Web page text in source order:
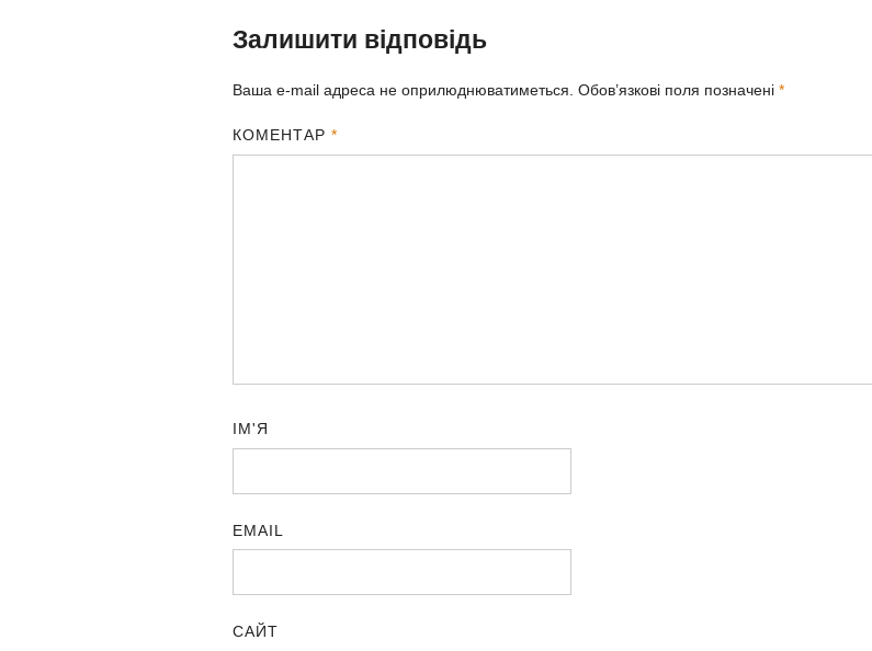
Залишити відповідь
Ваша e-mail адреса не оприлюднюватиметься. Обов’язкові поля позначені *
КОМЕНТАР*
ІМ'Я
EMAIL
САЙТ